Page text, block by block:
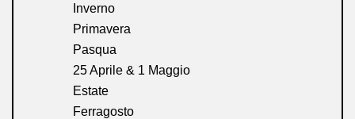
Inverno
Primavera
Pasqua
25 Aprile & 1 Maggio
Estate
Ferragosto